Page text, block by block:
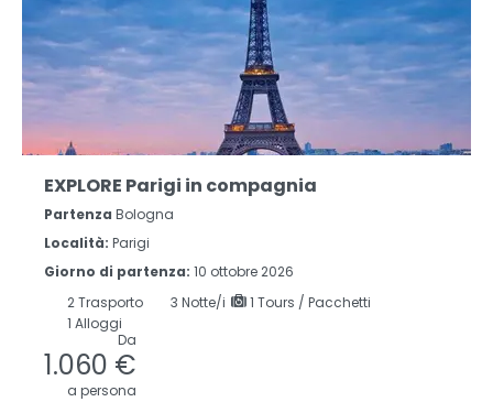
EXPLORE Parigi in compagnia
Partenza Bologna
Località: Parigi
Giorno di partenza: 10 ottobre 2026
2Trasporto 3 Notte/i
1 Tours / Pacchetti
1 Alloggi
Da
1.060 €
a persona